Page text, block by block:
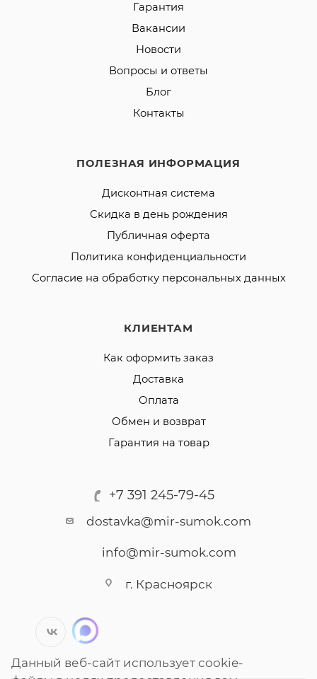
Гарантия
Вакансии
Новости
Вопросы и ответы
Блог
Контакты
ПОЛЕЗНАЯ ИНФОРМАЦИЯ
Дисконтная система
Скидка в день рождения
Публичная оферта
Политика конфиденциальности
Согласие на обработку персональных данных
КЛИЕНТАМ
Как оформить заказ
Доставка
Оплата
Обмен и возврат
Гарантия на товар
+7 391 245-79-45
dostavka@mir-sumok.com
info@mir-sumok.com
г. Красноярск
Данный веб-сайт использует cookie-